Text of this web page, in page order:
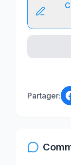
Partager: